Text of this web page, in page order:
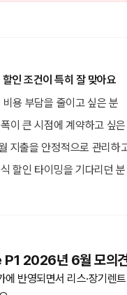
인 조건이 특히 잘 맞아요
용 부담을 줄이고 싶은 분
이 큰 시점에 계약하고 싶
지출을 안정적으로 관리하
할인 타이밍을 기다리던 분
2026년 6월 모의
에 반영되면서 리스·장기렌